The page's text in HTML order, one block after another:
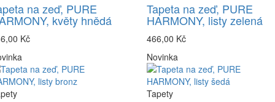
na zeď, PURE
květy hnědá
Kč
Tapeta na zeď, PURE
HARMONY, listy zelená
466,00 Kč
Novinka
Tapety